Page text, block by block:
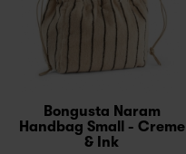
Bongusta Naram
Handbag Small - Creme
& Ink